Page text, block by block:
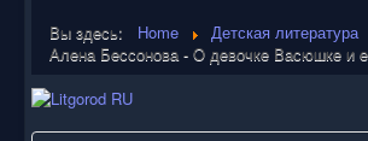
Вы здесь: Home Детская литература
Алена Бессонова - О девочке Васюшке и